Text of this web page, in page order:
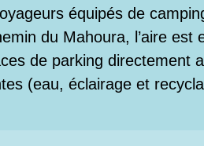
équipés de
du Mahoura, l’aire est
de parking directement
(eau, éclairage et